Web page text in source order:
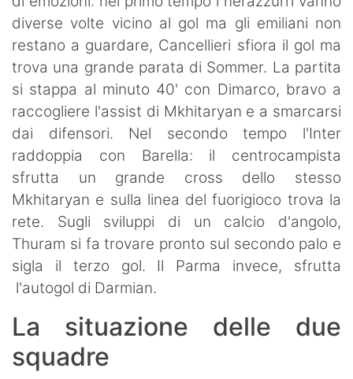
diverse volte vicino al gol ma gli emiliani non
restano a guardare, Cancellieri sfiora il gol ma
trova una grande parata di Sommer. La partita
si stappa al minuto 40' con Dimarco, bravo a
raccogliere l'assist di Mkhitaryan e a smarcarsi
dai difensori. Nel secondo tempo l'Inter
raddoppia con Barella: il centrocampista
sfrutta un grande cross dello stesso
Mkhitaryan e sulla linea del fuorigioco trova la
rete. Sugli sviluppi di un calcio d'angolo,
Thuram si fa trovare pronto sul secondo palo e
sigla il terzo gol. Il Parma invece, sfrutta
l'autogol di Darmian.
La situazione delle due
squadre